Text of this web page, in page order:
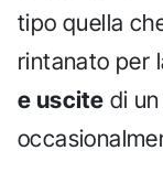
tipo quella
rintanato per
e uscite di